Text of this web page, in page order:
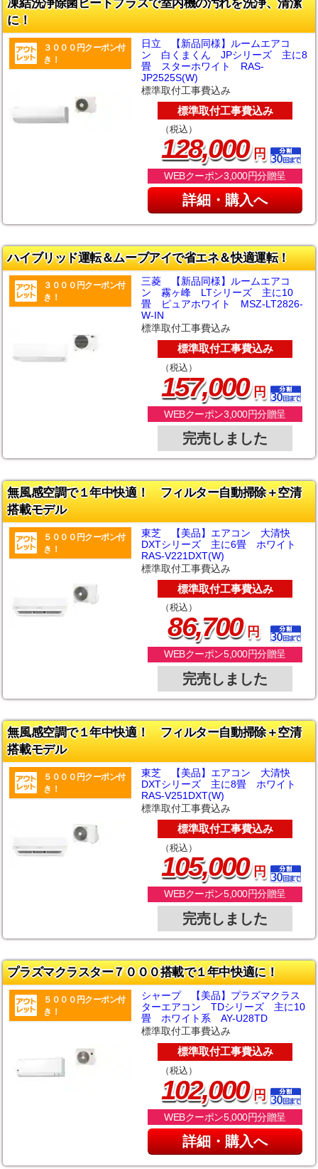
凍結洗浄除菌ヒートプラスで室内機の汚れを洗浄、清潔
に！
３０００円クーポン付
き！
日立 【新品同様】ルームエアコ
ン 白くまくん JPシリーズ 主に8
畳 スターホワイト RAS-
JP2525S(W)
標準取付工事費込み
標準取付工事費込み
（税込）
128,000円
WEBクーポン3,000円分贈呈
詳細・購入へ
ハイブリッド運転＆ムーブアイで省エネ＆快適運転！
３０００円クーポン付
き！
三菱 【新品同様】ルームエアコ
ン 霧ヶ峰 LTシリーズ 主に10
畳 ピュアホワイト MSZ-LT2826-
W-IN
標準取付工事費込み
標準取付工事費込み
（税込）
157,000円
WEBクーポン3,000円分贈呈
完売しました
無風感空調で１年中快適！ フィルター自動掃除＋空清
搭載モデル
５０００円クーポン付
き！
東芝 【美品】エアコン 大清快
DXTシリーズ 主に6畳 ホワイト
RAS-V221DXT(W)
標準取付工事費込み
標準取付工事費込み
（税込）
86,700円
WEBクーポン5,000円分贈呈
完売しました
無風感空調で１年中快適！ フィルター自動掃除＋空清
搭載モデル
５０００円クーポン付
き！
東芝 【美品】エアコン 大清快
DXTシリーズ 主に8畳 ホワイト
RAS-V251DXT(W)
標準取付工事費込み
標準取付工事費込み
（税込）
105,000円
WEBクーポン5,000円分贈呈
完売しました
プラズマクラスター７０００搭載で１年中快適に！
５０００円クーポン付
き！
シャープ 【美品】プラズマクラス
ターエアコン TDシリーズ 主に10
畳 ホワイト系 AY-U28TD
標準取付工事費込み
標準取付工事費込み
（税込）
102,000円
WEBクーポン5,000円分贈呈
詳細・購入へ